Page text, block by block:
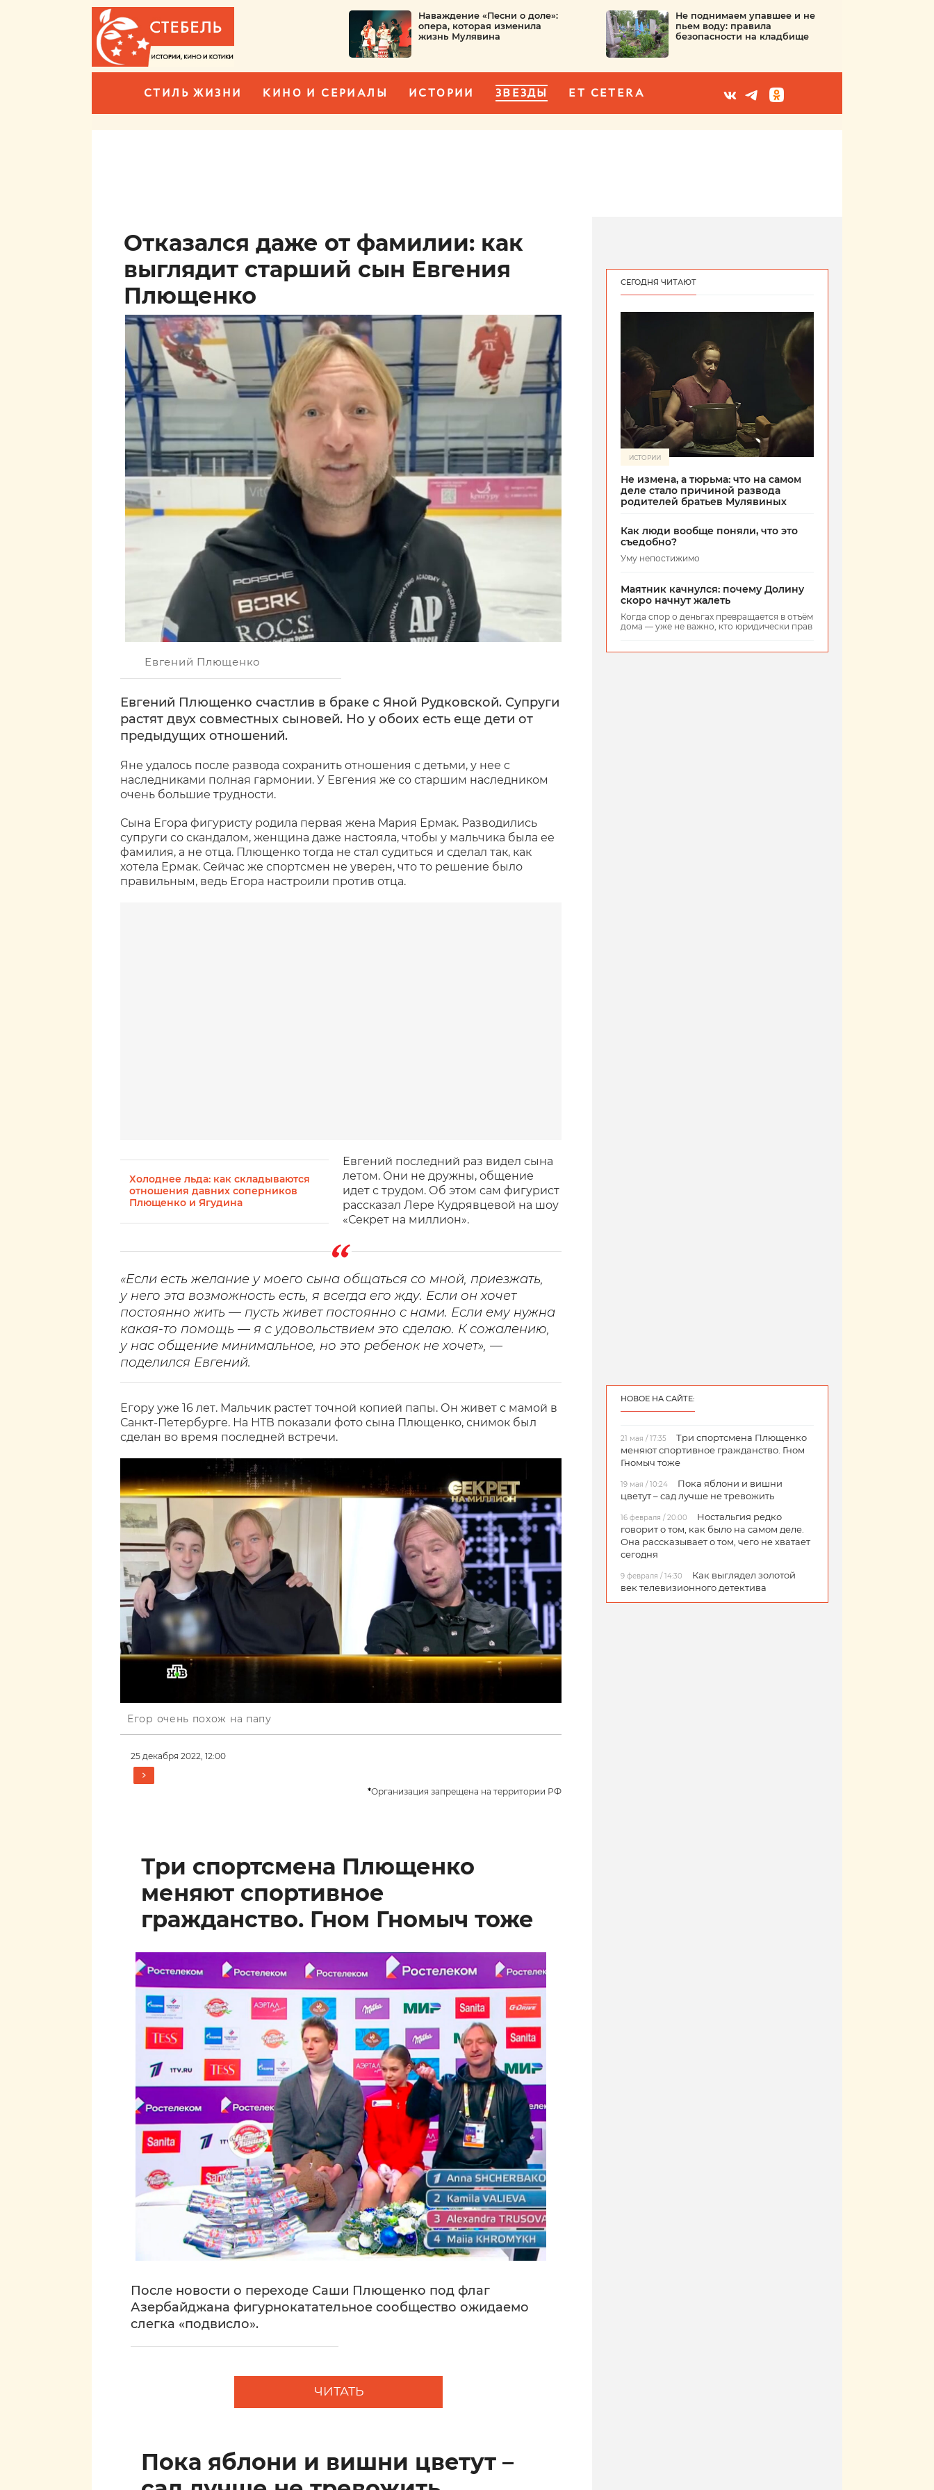
Наваждение «Песни о доле»:
опера, которая изменила
жизнь Мулявина
Не поднимаем упавшее и не
пьем воду: правила
безопасности на кладбище
СТИЛЬ ЖИЗНИ КИНО И СЕРИАЛЫ ИСТОРИИ ЗВЕЗДЫ ET CETERA
Отказался даже от фамилии: как
выглядит старший сын Евгения
Плющенко
Евгений Плющенко
Евгений Плющенко счастлив в браке с Яной Рудковской. Супруги
растят двух совместных сыновей. Но у обоих есть еще дети от
предыдущих отношений.
Яне удалось после развода сохранить отношения с детьми, у нее с
наследниками полная гармонии. У Евгения же со старшим наследником
очень большие трудности.
Сына Егора фигуристу родила первая жена Мария Ермак. Разводились
супруги со скандалом, женщина даже настояла, чтобы у мальчика была ее
фамилия, а не отца. Плющенко тогда не стал судиться и сделал так, как
хотела Ермак. Сейчас же спортсмен не уверен, что то решение было
правильным, ведь Егора настроили против отца.
Холоднее льда: как складываются
отношения давних соперников
Плющенко и Ягудина
Евгений последний раз видел сына
летом. Они не дружны, общение
идет с трудом. Об этом сам фигурист
рассказал Лере Кудрявцевой на шоу
«Секрет на миллион».
«Если есть желание у моего сына общаться со мной, приезжать,
у него эта возможность есть, я всегда его жду. Если он хочет
постоянно жить — пусть живет постоянно с нами. Если ему нужна
какая-то помощь — я с удовольствием это сделаю. К сожалению,
у нас общение минимальное, но это ребенок не хочет», —
поделился Евгений.
Егору уже 16 лет. Мальчик растет точной копией папы. Он живет с мамой в
Санкт-Петербурге. На НТВ показали фото сына Плющенко, снимок был
сделан во время последней встречи.
Егор очень похож на папу
25 декабря 2022, 12:00
*Организация запрещена на территории РФ
Три спортсмена Плющенко
меняют спортивное
гражданство. Гном Гномыч тоже
После новости о переходе Саши Плющенко под флаг
Азербайджана фигурнокатательное сообщество ожидаемо
слегка «подвисло».
ЧИТАТЬ
Пока яблони и вишни цветут –
СЕГОДНЯ ЧИТАЮТ
ИСТОРИИ
Не измена, а тюрьма: что на самом
деле стало причиной развода
родителей братьев Мулявиных
Как люди вообще поняли, что это
съедобно?
Уму непостижимо
Маятник качнулся: почему Долину
скоро начнут жалеть
Когда спор о деньгах превращается в отъём
дома — уже не важно, кто юридически прав
НОВОЕ НА САЙТЕ:
21 мая / 17:35
Три спортсмена Плющенко
меняют спортивное гражданство. Гном
Гномыч тоже
19 мая / 10:24
Пока яблони и вишни
цветут – сад лучше не тревожить
16 февраля / 20:00
Ностальгия редко
говорит о том, как было на самом деле.
Она рассказывает о том, чего не хватает
сегодня
9 февраля / 14:30
Как выглядел золотой
век телевизионного детектива